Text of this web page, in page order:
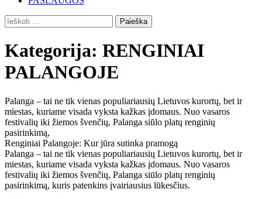
Ieškoti:
Kategorija: RENGINIAI
PALANGOJE
Palanga – tai ne tik vienas populiariausių Lietuvos kurortų, bet ir
miestas, kuriame visada vyksta kažkas įdomaus. Nuo vasaros
festivalių iki žiemos švenčių, Palanga siūlo platų renginių
pasirinkimą,
Renginiai Palangoje: Kur jūra sutinka pramogą
Palanga – tai ne tik vienas populiariausių Lietuvos kurortų, bet ir
miestas, kuriame visada vyksta kažkas įdomaus. Nuo vasaros
festivalių iki žiemos švenčių, Palanga siūlo platų renginių
pasirinkimą, kuris patenkins įvairiausius lūkesčius.